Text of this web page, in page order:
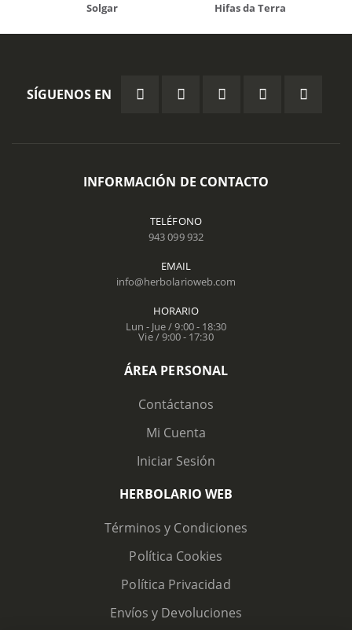
Solgar Hifas da Terra
SÍGUENOS EN
INFORMACIÓN DE CONTACTO
TELÉFONO
943 099 932
EMAIL
info@herbolarioweb.com
HORARIO
Lun - Jue / 9:00 - 18:30
Vie / 9:00 - 17:30
ÁREA PERSONAL
Contáctanos
Mi Cuenta
Iniciar Sesión
HERBOLARIO WEB
Términos y Condiciones
Política Cookies
Política Privacidad
Envíos y Devoluciones